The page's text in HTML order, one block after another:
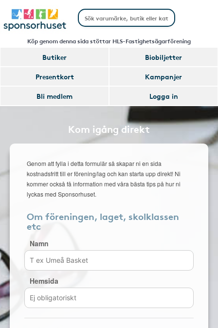
Köp genom denna sida stöttar HLS-Fastighetsägarförening
Butiker
Biobiljetter
Presentkort
Kampanjer
Bli medlem
Logga in
Kom igång direkt
Genom att fylla i detta formulär så skapar ni en sida
kostnadsfritt till er förening/lag och kan starta upp direkt! Ni
kommer också få information med våra bästa tips på hur ni
lyckas med Sponsorhuset.
Om föreningen, laget, skolklassen
etc
Namn
Hemsida